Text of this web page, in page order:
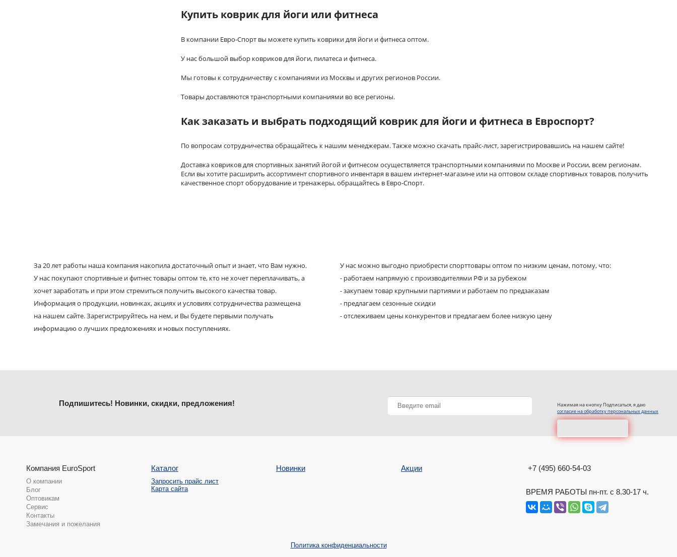
Купить коврик для йоги или фитнеса
В компании Евро-Спорт вы можете купить коврики для йоги и фитнеса оптом.
У нас большой выбор ковриков для йоги, пилатеса и фитнеса.
Мы готовы к сотрудничеству с компаниями из Москвы и других регионов России.
Товары доставляются транспортными компаниями во все регионы.
Как заказать и выбрать подходящий коврик для йоги и фитнеса в Евроспорт?
По вопросам сотрудничества обращайтесь к нашим менеджерам. Также можно скачать прайс-лист, зарегистрировавшись на нашем сайте!
Доставка ковриков для спортивных занятий йогой и фитнесом осуществляется транспортными компаниями по Москве и России, всем регионам.
Если вы хотите расширить ассортимент спортивного инвентаря в вашем интернет-магазине или на оптовом складе спортивных товаров, получить
качественное спорт оборудование и тренажеры, обращайтесь в Евро-Спорт.
За 20 лет работы наша компания накопила достаточный опыт и знает, что Вам нужно.
У нас покупают спортивные и фитнес товары оптом те, кто не хочет переплачивать, а
хочет заработать и при этом стремиться получить высокого качества товар.
Информация о продукции, новинках, акциях и условиях сотрудничества размещена
на нашем сайте. Зарегистрируйтесь на нем, и Вы будете первыми получать
информацию о лучших предложениях и новых поступлениях.
У нас можно выгодно приобрести спорттовары оптом по низким ценам, потому, что:
- работаем напрямую с производителями РФ и за рубежом
- закупаем товар крупными партиями и работаем по предзаказам
- предлагаем сезонные скидки
- отслеживаем цены конкурентов и предлагаем более низкую цену
Нажимая на кнопку Подписаться, я даю
согласие на обработку персональных данных
Подпишитесь! Новинки, скидки, предложения!
Компания EuroSport
О компании
Блог
Оптовикам
Сервис
Контакты
Замечания и пожелания
Каталог
Запросить прайс лист
Карта сайта
Новинки Акции +7 (495) 660-54-03
ВРЕМЯ РАБОТЫ пн-пт. с 8.30-17 ч.
Политика конфиденциальности